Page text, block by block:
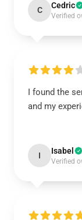
C Cedric
Verified
I found the
and my
I Isabel
Verified